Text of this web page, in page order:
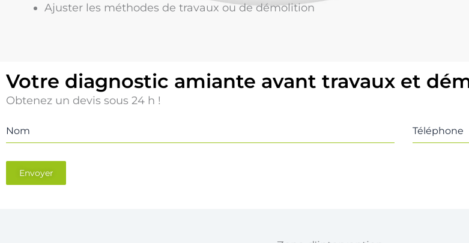
Ajuster les méthodes de travaux ou de démolition
Votre diagnostic amiante avant travaux et
Obtenez un devis sous 24 h !
Nom Téléphone
Envoyer